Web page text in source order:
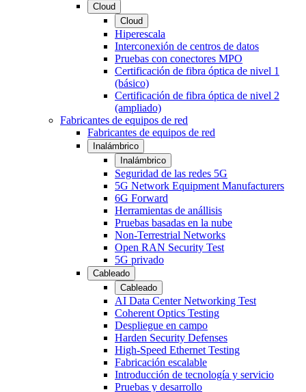
Cloud
Cloud
Hiperescala
Interconexión de centros de datos
Pruebas con conectores MPO
Certificación de fibra óptica de nivel 1
(básico)
Certificación de fibra óptica de nivel 2
(ampliado)
Fabricantes de equipos de red
Fabricantes de equipos de red
Inalámbrico
Inalámbrico
Seguridad de las redes 5G
5G Network Equipment Manufacturers
6G Forward
Herramientas de anállisis
Pruebas basadas en la nube
Non-Terrestrial Networks
Open RAN Security Test
5G privado
Cableado
Cableado
AI Data Center Networking Test
Coherent Optics Testing
Despliegue en campo
Harden Security Defenses
High-Speed Ethernet Testing
Fabricación escalable
Introducción de tecnología y servicio
Pruebas y desarrollo